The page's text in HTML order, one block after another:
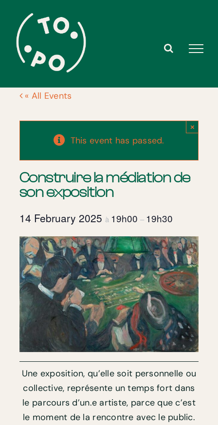
content
« All Events
This event has passed.
×
Construire la médiation de
son exposition
14 February 2025 à 19h00 – 19h30
Une exposition, qu’elle soit personnelle ou
collective, représente un temps fort dans
le parcours d’un.e artiste, parce que c’est
le moment de la rencontre avec le public.